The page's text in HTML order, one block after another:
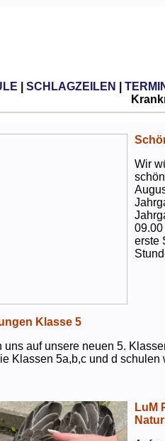
SCHLAGZEILEN
Wir
erste
Klasse 5
uns auf unsere neuen 5.
Klassen 5a,b,c und d
LuM